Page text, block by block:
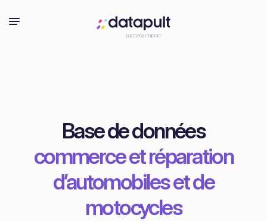
Base de données
commerce et réparation
d’automobiles et de
motocycles